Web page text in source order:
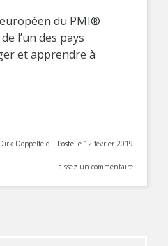
du PMI®
l’un des pays
et apprendre à
Dirk Doppelfeld Posté le 12 février 2019
Laissez un commentaire